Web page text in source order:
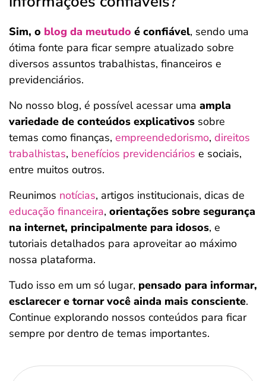
Sim, o blog da meutudo é confiável, sendo uma
ótima fonte para ficar sempre atualizado sobre
diversos assuntos trabalhistas, financeiros e
previdenciários.
No nosso blog, é possível acessar uma ampla
variedade de conteúdos explicativos sobre
temas como finanças, empreendedorismo, direitos
trabalhistas, benefícios previdenciários e sociais,
entre muitos outros.
Reunimos notícias, artigos institucionais, dicas de
educação financeira, orientações sobre segurança
na internet, principalmente para idosos, e
tutoriais detalhados para aproveitar ao máximo
nossa plataforma.
Tudo isso em um só lugar, pensado para informar,
esclarecer e tornar você ainda mais consciente.
Continue explorando nossos conteúdos para ficar
sempre por dentro de temas importantes.